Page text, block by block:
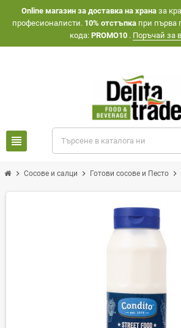
Оnline магазин за доставка на храна за
професионалисти. 10% отстъпкапри първа
кода: PROMO10 . Поръчай за
view_headline
chevron_right Сосове и салци chevron_right Готови сосове и Песто chevron_right